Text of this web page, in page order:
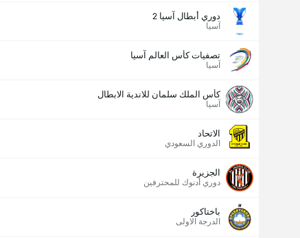
دوري أبطال آسيا 2
آسيا
تصفيات كأس العالم آسيا
آسيا
كأس الملك سلمان للاندية الابطال
آسيا
الاتحاد
الدوري السعودي
الجزيرة
دوري أدنوك للمحترفين
باختاكور
الدرجة الاولى